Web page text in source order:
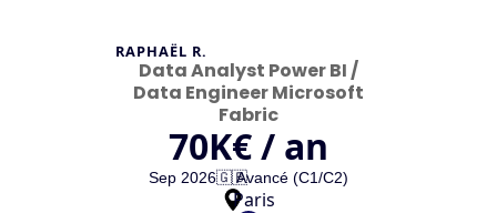
RAPHAËL R.
Data Analyst Power BI /
Data Engineer Microsoft
Fabric
70K€ / an
Sep 2026🇬🇧Avancé (C1/C2)
Paris